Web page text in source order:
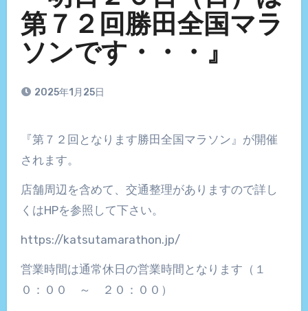
第７２回勝田全国マラ
ソンです・・・』
2025年1月25日
『第７２回となります勝田全国マラソン』が開催
されます。
店舗周辺を含めて、交通整理がありますので詳し
くはHPを参照して下さい。
https://katsutamarathon.jp/
営業時間は通常休日の営業時間となります（１
０：００ ～ ２０：００）